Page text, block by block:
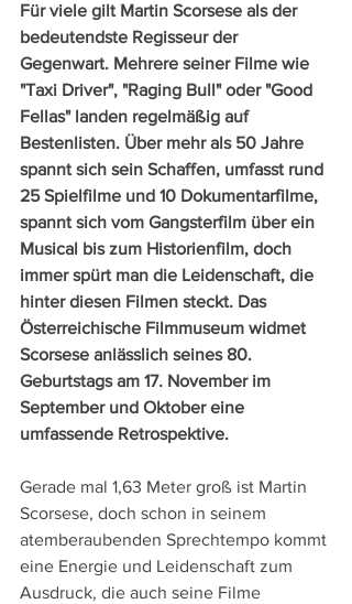
Für viele gilt Martin Scorsese als der
bedeutendste Regisseur der
Gegenwart. Mehrere seiner Filme wie
"Taxi Driver", "Raging Bull" oder "Good
Fellas" landen regelmäßig auf
Bestenlisten. Über mehr als 50 Jahre
spannt sich sein Schaffen, umfasst rund
25 Spielfilme und 10 Dokumentarfilme,
spannt sich vom Gangsterfilm über ein
Musical bis zum Historienfilm, doch
immer spürt man die Leidenschaft, die
hinter diesen Filmen steckt. Das
Österreichische Filmmuseum widmet
Scorsese anlässlich seines 80.
Geburtstags am 17. November im
September und Oktober eine
umfassende Retrospektive.
Gerade mal 1,63 Meter groß ist Martin
Scorsese, doch schon in seinem
atemberaubenden Sprechtempo kommt
eine Energie und Leidenschaft zum
Ausdruck, die auch seine Filme